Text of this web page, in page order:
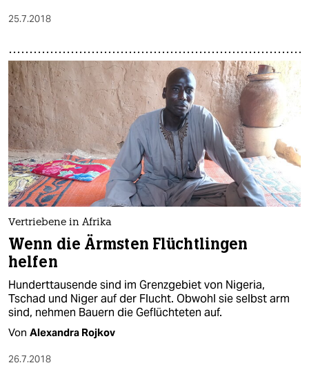
25.7.2018
Vertriebene in Afrika
Wenn die Ärmsten Flüchtlingen
helfen
Hunderttausende sind im Grenzgebiet von Nigeria,
Tschad und Niger auf der Flucht. Obwohl sie selbst arm
sind, nehmen Bauern die Geflüchteten auf.
Von Alexandra Rojkov
26.7.2018